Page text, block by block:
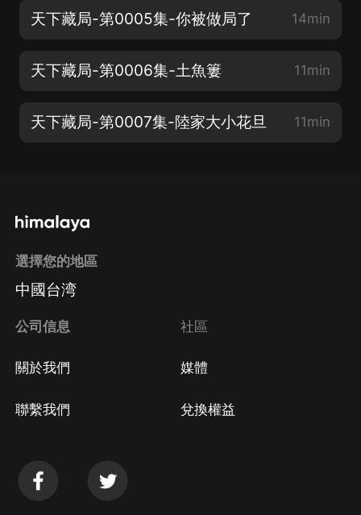
天下藏局-第0005集-你被做局了 14min
天下藏局-第0006集-土魚簍 11min
天下藏局-第0007集-陸家大小花旦 11min
選擇您的地區
中國台湾
公司信息
關於我們
聯繫我們
社區
媒體
兌換權益